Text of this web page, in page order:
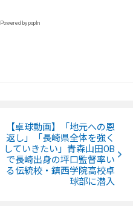
Powered by popIn
【卓球動画】「地元への恩
返し」「長崎県全体を強く
していきたい」青森山田OB
で長崎出身の坪口監督率い
る伝統校・鎮西学院高校卓
球部に潜入